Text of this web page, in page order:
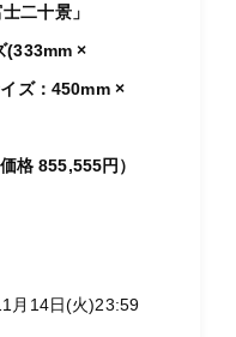
二十景」
(333mm ×
：450mm ×
格 855,555円）
月14日(火)23:59